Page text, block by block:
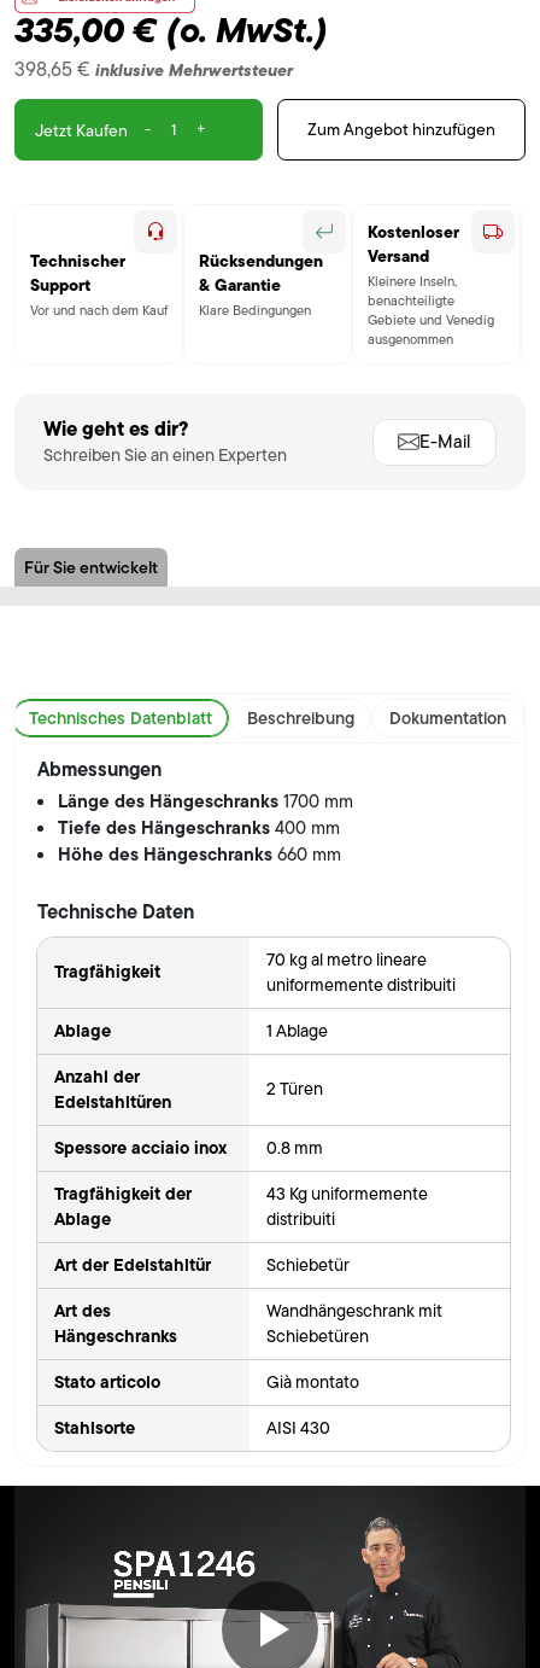
335,00 €(o. MwSt.)
398,65 € inklusive Mehrwertsteuer
Jetzt Kaufen - + Zum Angebot hinzufügen
Technischer
Support
Vor und nach dem Kauf
Rücksendungen
& Garantie
Klare Bedingungen
Kostenloser
Versand
Kleinere Inseln,
benachteiligte
Gebiete und Venedig
ausgenommen
Wie geht es dir?
Schreiben Sie an einen Experten
E-Mail
Für Sie entwickelt
Technisches Datenblatt Beschreibung Dokumentation
Abmessungen
Länge des Hängeschranks1700 mm
Tiefe des Hängeschranks400 mm
Höhe des Hängeschranks660 mm
Technische Daten
Tragfähigkeit
70 kg al metro lineare
uniformemente distribuiti
Ablage 1 Ablage
Anzahl der
Edelstahltüren
2 Türen
Spessore acciaio inox 0.8 mm
Tragfähigkeit der
Ablage
43 Kg uniformemente
distribuiti
Art der Edelstahltür Schiebetür
Art des
Hängeschranks
Wandhängeschrank mit
Schiebetüren
Stato articolo Già montato
Stahlsorte AISI 430